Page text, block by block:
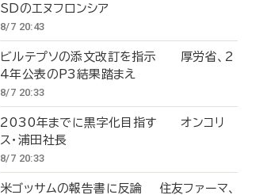
SDのエヌフロンシア
8/7 20:43
ビルテプソの添文改訂を指示 厚労省、2
4年公表のP3結果踏まえ
8/7 20:33
2030年までに黒字化目指す オンコリ
ス・浦田社長
8/7 20:33
米ゴッサムの報告書に反論 住友ファーマ、